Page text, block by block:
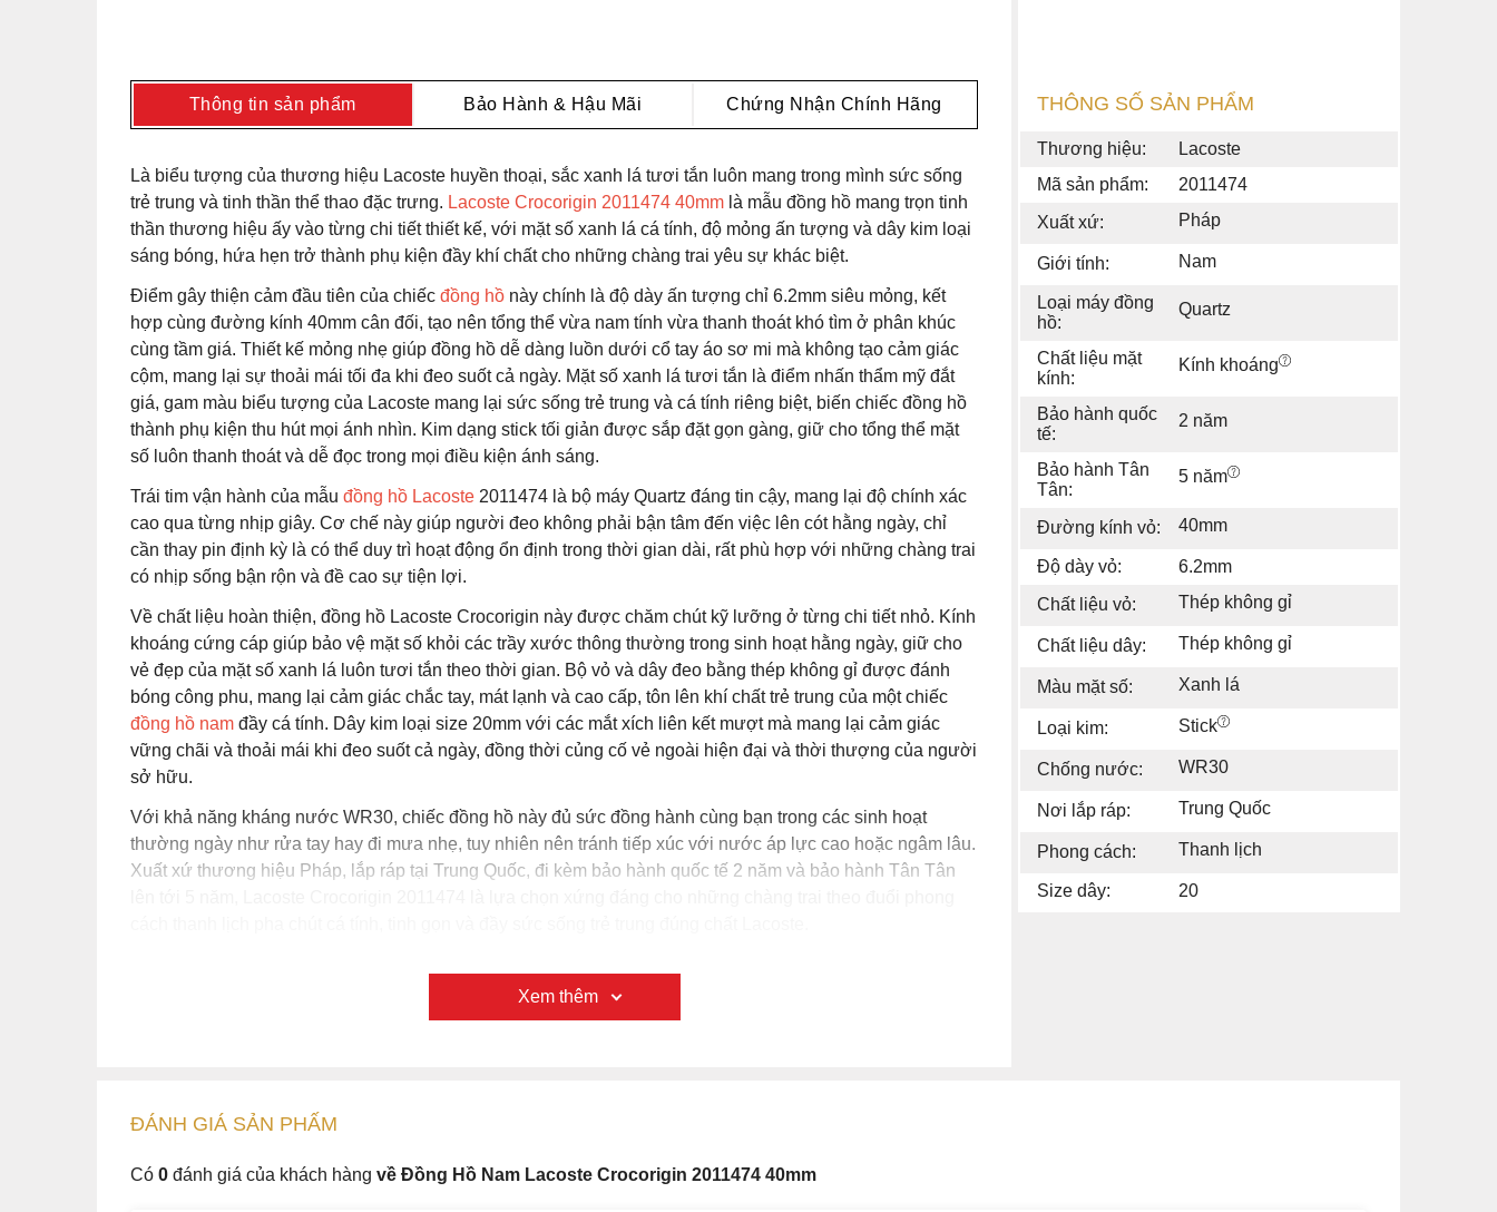
Thông tin sản phẩm Bảo Hành & Hậu Mãi Chứng Nhận Chính Hãng
Là biểu tượng của thương hiệu Lacoste huyền thoại, sắc xanh lá tươi tắn luôn mang trong mình sức sống
trẻ trung và tinh thần thể thao đặc trưng. Lacoste Crocorigin 2011474 40mm là mẫu đồng hồ mang trọn tinh
thần thương hiệu ấy vào từng chi tiết thiết kế, với mặt số xanh lá cá tính, độ mỏng ấn tượng và dây kim loại
sáng bóng, hứa hẹn trở thành phụ kiện đầy khí chất cho những chàng trai yêu sự khác biệt.
Điểm gây thiện cảm đầu tiên của chiếc đồng hồ này chính là độ dày ấn tượng chỉ 6.2mm siêu mỏng, kết
hợp cùng đường kính 40mm cân đối, tạo nên tổng thể vừa nam tính vừa thanh thoát khó tìm ở phân khúc
cùng tầm giá. Thiết kế mỏng nhẹ giúp đồng hồ dễ dàng luồn dưới cổ tay áo sơ mi mà không tạo cảm giác
cộm, mang lại sự thoải mái tối đa khi đeo suốt cả ngày. Mặt số xanh lá tươi tắn là điểm nhấn thẩm mỹ đắt
giá, gam màu biểu tượng của Lacoste mang lại sức sống trẻ trung và cá tính riêng biệt, biến chiếc đồng hồ
thành phụ kiện thu hút mọi ánh nhìn. Kim dạng stick tối giản được sắp đặt gọn gàng, giữ cho tổng thể mặt
số luôn thanh thoát và dễ đọc trong mọi điều kiện ánh sáng.
Trái tim vận hành của mẫu đồng hồ Lacoste 2011474 là bộ máy Quartz đáng tin cậy, mang lại độ chính xác
cao qua từng nhịp giây. Cơ chế này giúp người đeo không phải bận tâm đến việc lên cót hằng ngày, chỉ
cần thay pin định kỳ là có thể duy trì hoạt động ổn định trong thời gian dài, rất phù hợp với những chàng trai
có nhịp sống bận rộn và đề cao sự tiện lợi.
Về chất liệu hoàn thiện, đồng hồ Lacoste Crocorigin này được chăm chút kỹ lưỡng ở từng chi tiết nhỏ. Kính
khoáng cứng cáp giúp bảo vệ mặt số khỏi các trầy xước thông thường trong sinh hoạt hằng ngày, giữ cho
vẻ đẹp của mặt số xanh lá luôn tươi tắn theo thời gian. Bộ vỏ và dây đeo bằng thép không gỉ được đánh
bóng công phu, mang lại cảm giác chắc tay, mát lạnh và cao cấp, tôn lên khí chất trẻ trung của một chiếc
đồng hồ nam đầy cá tính. Dây kim loại size 20mm với các mắt xích liên kết mượt mà mang lại cảm giác
vững chãi và thoải mái khi đeo suốt cả ngày, đồng thời củng cố vẻ ngoài hiện đại và thời thượng của người
sở hữu.
Với khả năng kháng nước WR30, chiếc đồng hồ này đủ sức đồng hành cùng bạn trong các sinh hoạt
thường ngày như rửa tay hay đi mưa nhẹ, tuy nhiên nên tránh tiếp xúc với nước áp lực cao hoặc ngâm lâu.
Xuất xứ thương hiệu Pháp, lắp ráp tại Trung Quốc, đi kèm bảo hành quốc tế 2 năm và bảo hành Tân Tân
Xem thêm
THÔNG SỐ SẢN PHẨM
Thương hiệu:
Lacoste
Mã sản phẩm:
2011474
Xuất xứ:
Pháp
Giới tính: Nam
Loại máy đồng
hồ:
Quartz
Chất liệu mặt
kính:
Kính khoáng
Bảo hành quốc
tế:
2 năm
Bảo hành Tân
Tân:
5 năm
Đường kính vỏ: 40mm
Độ dày vỏ:
6.2mm
Chất liệu vỏ:
Thép không gỉ
Chất liệu dây: Thép không gỉ
Màu mặt số: Xanh lá
Loại kim: Stick
Chống nước: WR30
Nơi lắp ráp: Trung Quốc
Phong cách: Thanh lịch
Size dây: 20
ĐÁNH GIÁ SẢN PHẤM
Có 0 đánh giá của khách hàng về Đồng Hồ Nam Lacoste Crocorigin 2011474 40mm